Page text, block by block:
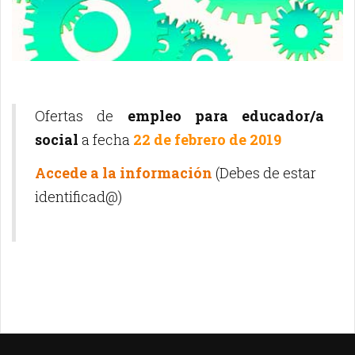
Ofertas de empleo para educador/a
social a fecha 22 de febrero de 2019
Accede a la información (Debes de estar
identificad@)